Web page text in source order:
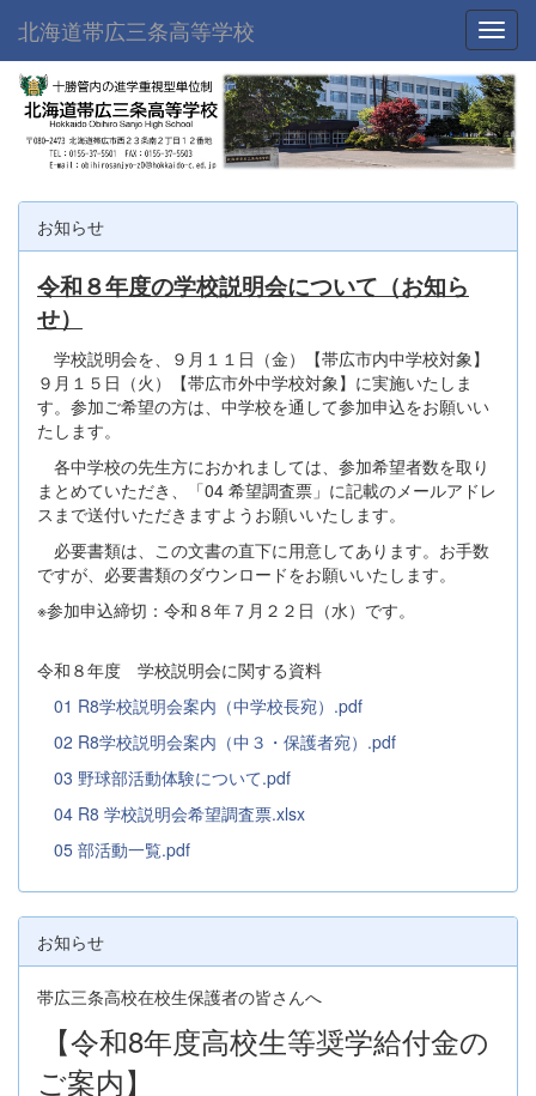
北海道帯広三条高等学校
お知らせ
令和８年度の学校説明会について（お知ら
せ）
学校説明会を、９月１１日（金）【帯広市内中学校対象】
９月１５日（火）【帯広市外中学校対象】に実施いたしま
す。参加ご希望の方は、中学校を通して参加申込をお願いい
たします。
各中学校の先生方におかれましては、参加希望者数を取り
まとめていただき、「04 希望調査票」に記載のメールアドレ
スまで送付いただきますようお願いいたします。
必要書類は、この文書の直下に用意してあります。お手数
ですが、必要書類のダウンロードをお願いいたします。
※参加申込締切：令和８年７月２２日（水）です。
令和８年度 学校説明会に関する資料
01 R8学校説明会案内（中学校長宛）.pdf
02 R8学校説明会案内（中３・保護者宛）.pdf
03 野球部活動体験について.pdf
04 R8 学校説明会希望調査票.xlsx
05 部活動一覧.pdf
お知らせ
帯広三条高校在校生保護者の皆さんへ
【令和8年度高校生等奨学給付金の
ご案内】